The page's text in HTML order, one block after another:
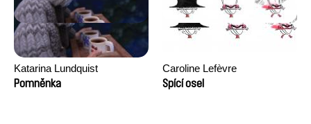
Katarina Lundquist
Pomněnka
Caroline Lefèvre
Spící osel